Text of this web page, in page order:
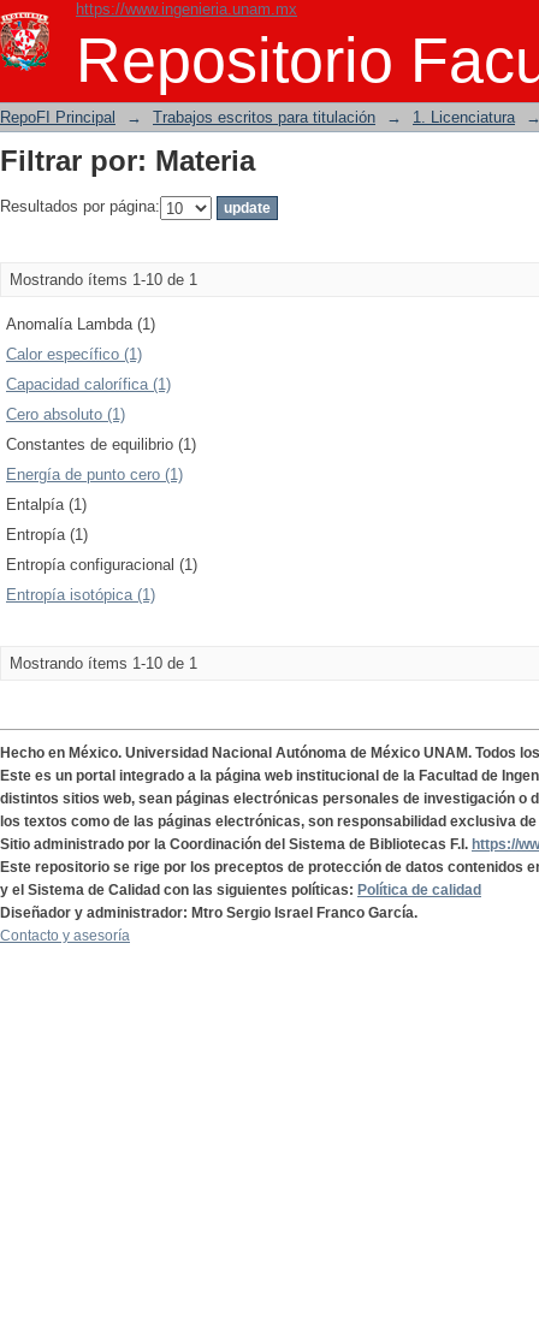
https://www.ingenieria.unam.mx
Repositorio
Filtrar por: Materia
RepoFI Principal → Trabajos escritos para titulación → 1. Licenciatura
Filtrar por: Materia
Resultados por página:
Mostrando ítems 1-10 de 1
Anomalía Lambda (1)
Calor específico (1)
Capacidad calorífica (1)
Cero absoluto (1)
Constantes de equilibrio (1)
Energía de punto cero (1)
Entalpía (1)
Entropía (1)
Entropía configuracional (1)
Entropía isotópica (1)
Mostrando ítems 1-10 de 1
Hecho en México. Universidad Nacional Autónoma de México UNAM. Todos
Este es un portal integrado a la página web institucional de la Facultad de
distintos sitios web, sean páginas electrónicas personales de investigación o
los textos como de las páginas electrónicas, son responsabilidad exclusiva
Sitio administrado por la Coordinación del Sistema de Bibliotecas F.I. https://
Este repositorio se rige por los preceptos de protección de datos contenidos
y el Sistema de Calidad con las siguientes políticas: Política de calidad
Diseñador y administrador: Mtro Sergio Israel Franco García.
Contacto y asesoría